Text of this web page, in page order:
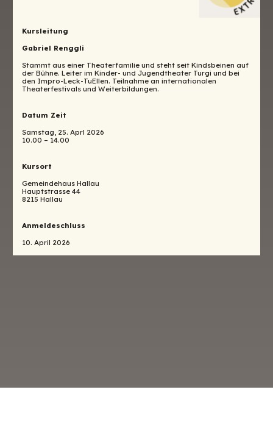
Kursleitung
Gabriel Renggli
Stammt aus einer Theaterfamilie und steht seit Kindsbeinen auf
der Bühne. Leiter im Kinder- und Jugendtheater Turgi und bei
den Impro-Leck-TuEllen. Teilnahme an internationalen
Theaterfestivals und Weiterbildungen.
Datum Zeit
Samstag, 25. Aprl 2026
10.00 – 14.00
Kursort
Gemeindehaus Hallau
Hauptstrasse 44
8215 Hallau
Anmeldeschluss
10. April 2026